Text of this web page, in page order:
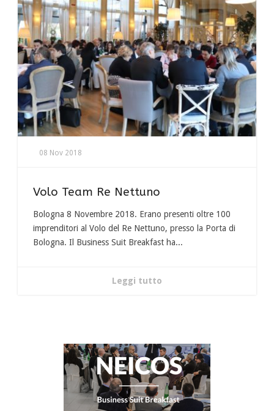
08 Nov 2018
Volo Team Re Nettuno
Bologna 8 Novembre 2018. Erano presenti oltre 100
imprenditori al Volo del Re Nettuno, presso la Porta di
Bologna. Il Business Suit Breakfast ha...
Leggi tutto